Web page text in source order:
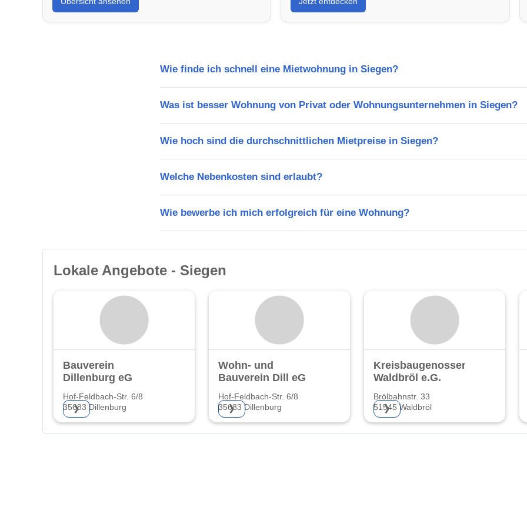
Wie finde ich schnell eine Mietwohnung in Siegen?
Was ist besser Wohnung von Privat oder Wohnungsunternehmen in Siegen?
Wie hoch sind die durchschnittlichen Mietpreise in Siegen?
Welche Nebenkosten sind erlaubt?
Wie bewerbe ich mich erfolgreich für eine Wohnung?
Lokale Angebote - Siegen
Bauverein
Dillenburg eG
Hof-Feldbach-Str. 6/8
35683 Dillenburg
❯
Wohn- und
Bauverein Dill eG
Hof-Feldbach-Str. 6/8
35683 Dillenburg
❯
Kreisbaugenossenschaft
Waldbröl e.G.
Brölbahnstr. 33
51545 Waldbröl
❯